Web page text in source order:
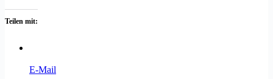
Teilen mit:
E-Mail